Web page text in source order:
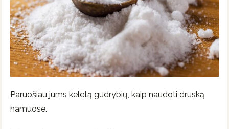
Paruošiau jums keletą gudrybių, kaip naudoti druską
namuose.